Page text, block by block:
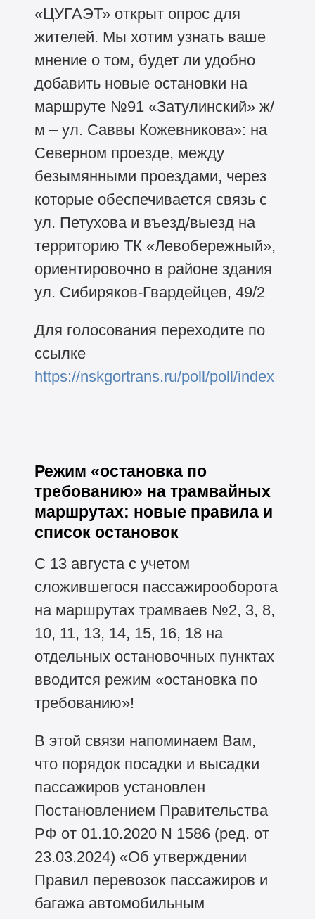
«ЦУГАЭТ» открыт опрос для
жителей. Мы хотим узнать ваше
мнение о том, будет ли удобно
добавить новые остановки на
маршруте №91 «Затулинский» ж/
м – ул. Саввы Кожевникова»: на
Северном проезде, между
безымянными проездами, через
которые обеспечивается связь с
ул. Петухова и въезд/выезд на
территорию ТК «Левобережный»,
ориентировочно в районе здания
ул. Сибиряков-Гвардейцев, 49/2
Для голосования переходите по
ссылке
https://nskgortrans.ru/poll/poll/index
Режим «остановка по
требованию» на трамвайных
маршрутах: новые правила и
список остановок
С 13 августа с учетом
сложившегося пассажирооборота
на маршрутах трамваев №2, 3, 8,
10, 11, 13, 14, 15, 16, 18 на
отдельных остановочных пунктах
вводится режим «остановка по
требованию»!
В этой связи напоминаем Вам,
что порядок посадки и высадки
пассажиров установлен
Постановлением Правительства
РФ от 01.10.2020 N 1586 (ред. от
23.03.2024) «Об утверждении
Правил перевозок пассажиров и
багажа автомобильным